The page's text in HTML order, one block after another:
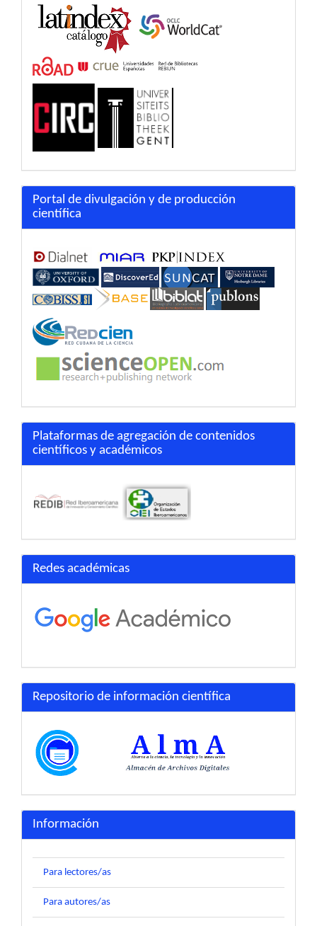
Portal de divulgación y de producción
científica
Plataformas de agregación de contenidos
científicos y académicos
Redes académicas
Repositorio de información científica
Información
Para lectores/as
Para autores/as